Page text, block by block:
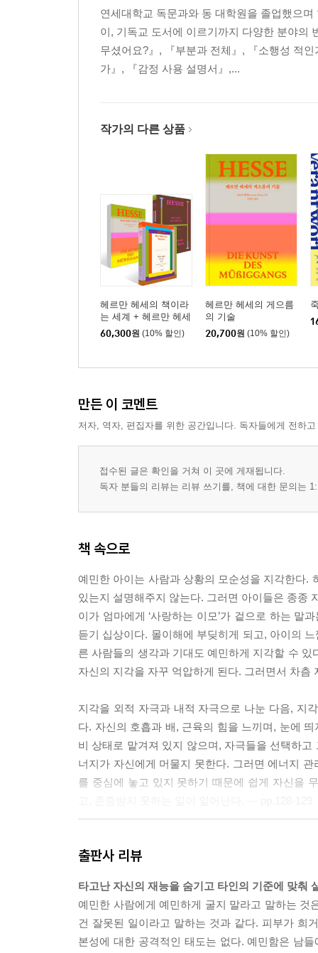
연세대학교 독문과와 동 대학원을 졸업했으
이, 기독교 도서에 이르기까지 다양한 분야의
무셨어요?』, 『부분과 전체』, 『소행성 적
가』, 『감정 사용 설명서』,...
작가의 다른 상품
헤르만 헤세의 책이라
는 세계 + 헤르만 헤세
의 나로 존재하는 법 +
헤르만 헤세의 게으름
60,300원 (10% 할인)
헤르만 헤세의 게으름
의 기술
20,700원 (10% 할인)
만든 이 코멘트
저자, 역자, 편집자를 위한 공간입니다. 독자들에게 전하
접수된 글은 확인을 거쳐 이 곳에 게재됩니다.
독자 분들의 리뷰는 리뷰 쓰기를, 책에 대한 문의는
책 속으로
예민한 아이는 사람과 상황의 모순성을 지각한다.
있는지 설명해주지 않는다. 그러면 아이들은 종종
이가 엄마에게 ‘사랑하는 이모’가 겉으로 하는 말
듣기 십상이다. 몰이해에 부딪히게 되고, 아이의
른 사람들의 생각과 기대도 예민하게 지각할 수
자신의 지각을 자꾸 억압하게 된다. 그러면서 차츰
지각을 외적 자극과 내적 자극으로 나눈 다음, 지
다. 자신의 호흡과 배, 근육의 힘을 느끼며, 눈에
비 상태로 맡겨져 있지 않으며, 자극들을 선택하
너지가 자신에게 머물지 못한다. 그러면 에너지
를 중심에 놓고 있지 못하기 때문에 쉽게 자신을
금씩 받았는데 자신만 빈손이라는 걸 깨달은 다
이 그렇게 해주지 못할 경우, 평화를 깨뜨리는 건
람들은 이기주의자들로 돌변한다. 방금 전까지 아
8-209
출판사 리뷰
타고난 자신의 재능을 숨기고 타인의 기준에 맞춰
예민한 사람에게 예민하게 굴지 말라고 말하는
건 잘못된 일이라고 말하는 것과 같다. 피부가 희
본성에 대한 공격적인 태도는 없다. 예민함은 남